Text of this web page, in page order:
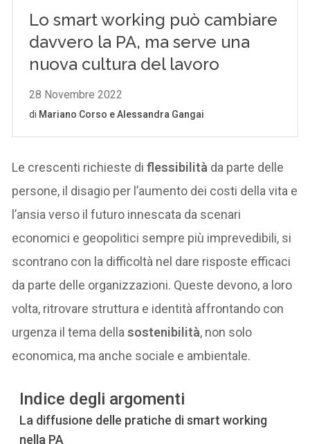
Le crescenti richieste diflessibilità da parte delle
persone, il disagio per l’aumento dei costi della vita e
l’ansia verso il futuro innescata da scenari
economici e geopolitici sempre più imprevedibili, si
scontrano con la difficoltà nel dare risposte efficaci
da parte delle organizzazioni. Queste devono, a loro
volta, ritrovare struttura e identità affrontando con
urgenza il tema dellasostenibilità, non solo
economica, ma anche sociale e ambientale.
Indice degli argomenti
La diffusione delle pratiche di smart working
nella PA